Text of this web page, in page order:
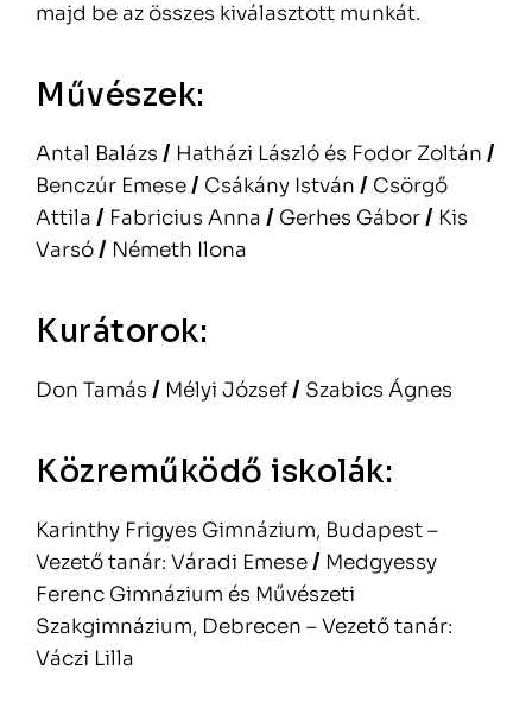
majd be az összes kiválasztott munkát.
Művészek:
Antal Balázs / Hatházi László és Fodor Zoltán /
Benczúr Emese/ Csákány István / Csörgő
Attila / Fabricius Anna / Gerhes Gábor/ Kis
Varsó/ Németh Ilona
Kurátorok:
Don Tamás / Mélyi József/ Szabics Ágnes
Közreműködő iskolák:
Karinthy Frigyes Gimnázium, Budapest –
Vezető tanár: Váradi Emese/ Medgyessy
Ferenc Gimnázium és Művészeti
Szakgimnázium, Debrecen – Vezető tanár:
Váczi Lilla